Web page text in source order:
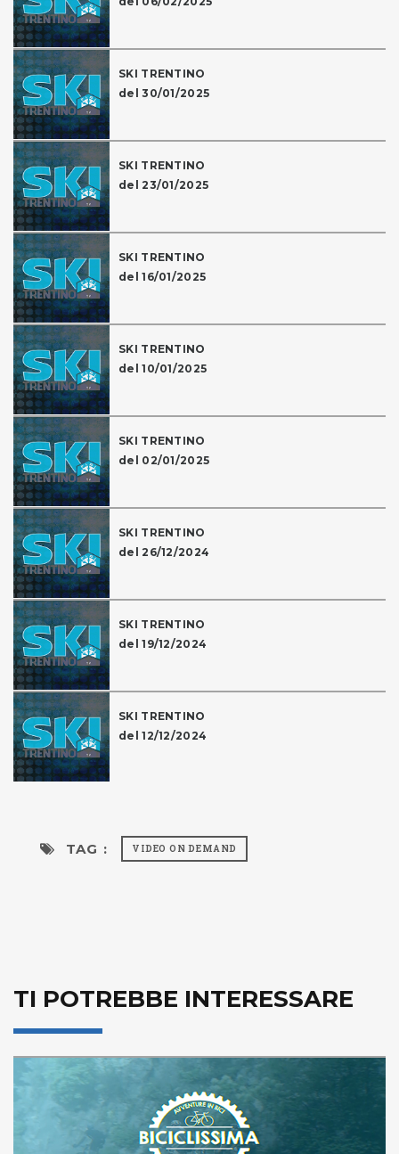
SKI TRENTINO
del 30/01/2025
SKI TRENTINO
del 23/01/2025
SKI TRENTINO
del 16/01/2025
SKI TRENTINO
del 10/01/2025
SKI TRENTINO
del 02/01/2025
SKI TRENTINO
del 26/12/2024
SKI TRENTINO
del 19/12/2024
SKI TRENTINO
del 12/12/2024
TAG : VIDEO ON DEMAND
TI POTREBBE INTERESSARE